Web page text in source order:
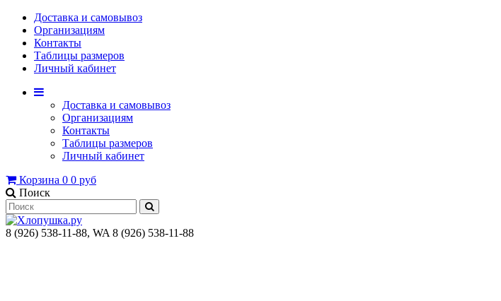
Доставка и самовывоз
Организациям
Контакты
Таблицы размеров
Личный кабинет
Доставка и самовывоз
Организациям
Контакты
Таблицы размеров
Личный кабинет
Корзина 0 0 руб
Поиск
8 (926) 538-11-88, WA 8 (926) 538-11-88